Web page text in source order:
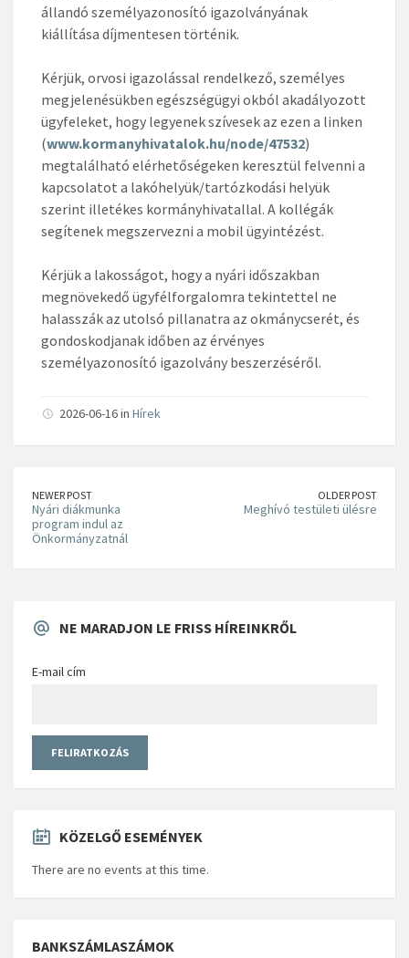
állandó személyazonosító igazolványának
kiállítása díjmentesen történik.
Kérjük, orvosi igazolással rendelkező, személyes
megjelenésükben egészségügyi okból akadályozott
ügyfeleket, hogy legyenek szívesek az ezen a linken
(www.kormanyhivatalok.hu/node/47532)
megtalálható elérhetőségeken keresztül felvenni a
kapcsolatot a lakóhelyük/tartózkodási helyük
szerint illetékes kormányhivatallal. A kollégák
segítenek megszervezni a mobil ügyintézést.
Kérjük a lakosságot, hogy a nyári időszakban
megnövekedő ügyfélforgalomra tekintettel ne
halasszák az utolsó pillanatra az okmánycserét, és
gondoskodjanak időben az érvényes
személyazonosító igazolvány beszerzéséről.
2026-06-16 in Hírek
NEWER POST
Nyári diákmunka
program indul az
Önkormányzatnál
OLDER POST
Meghívó testületi ülésre
NE MARADJON LE FRISS HÍREINKRŐL
E-mail cím
KÖZELGŐ ESEMÉNYEK
There are no events at this time.
BANKSZÁMLASZÁMOK